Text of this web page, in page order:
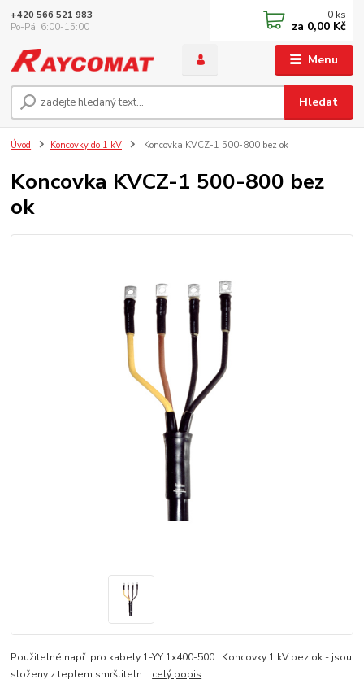
Menu
Hledat
+420 566 521 983
Po-Pá: 6:00-15:00
0 ks
za 0,00 Kč
Úvod Koncovky do 1 kV Koncovka KVCZ-1 500-800 bez ok
Koncovka KVCZ-1 500-800 bez
ok
Použitelné např. pro kabely 1-YY 1x400-500 Koncovky 1 kV bez ok - jsou
složeny z teplem smrštiteln... celý popis